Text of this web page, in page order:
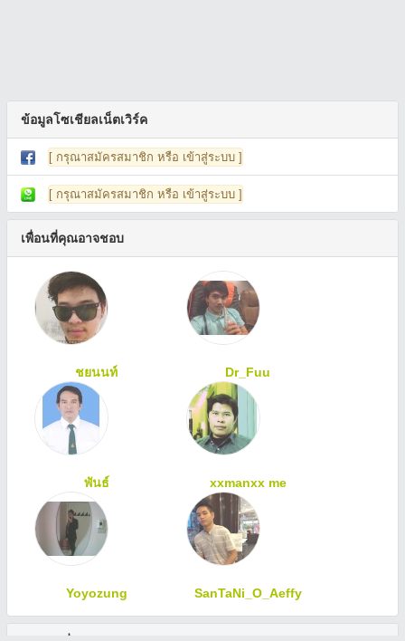
ข้อมูลโซเชียลเน็ตเวิร์ค
[ กรุณาสมัครสมาชิก หรือ เข้าสู่ระบบ ]
[ กรุณาสมัครสมาชิก หรือ เข้าสู่ระบบ ]
เพื่อนที่คุณอาจชอบ
ชยนนท์ Dr_Fuu
พันธ์ xxmanxx me
Yoyozung SanTaNi_O_Aeffy